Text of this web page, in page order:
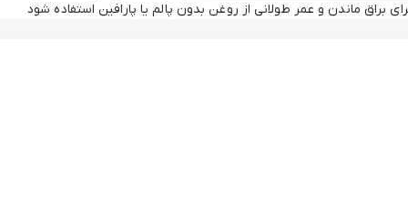
براق ماندن و عمر طولانی از روغن بدون پالم یا پارافین استفاده شود